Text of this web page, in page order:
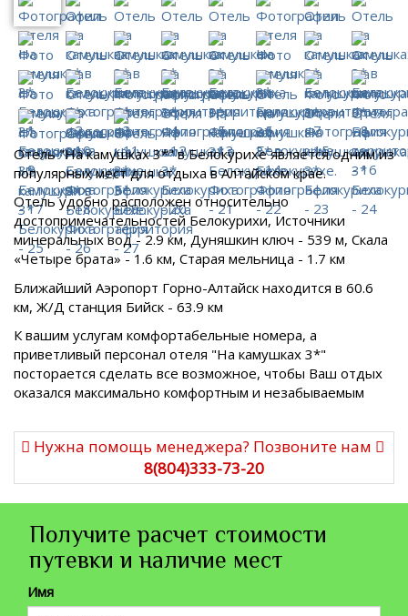
Отель "На камушках 3*" в Белокурихе является одним из
популярных мест для отдыха в Алтайском крае.
Отель удобно расположен относительно
достопримечательностейБелокурихи, Источники
минеральных вод - 2.9 км, Дуняшкин ключ - 539 м, Скала
«Четыре брата» - 1.6 км, Старая мельница - 1.7 км
Ближайший Аэропорт Горно-Алтайск находится в 60.6
км, Ж/Д станция Бийск - 63.9 км
К вашим услугам комфортабельные номера, а
приветливый персонал отеля "На камушках 3*"
посторается сделать все возможное, чтобы Ваш отдых
оказался максимально комфортным и незабываемым
Нужна помощь менеджера? Позвоните нам
8(804)333-73-20
Получите расчет стоимости
путевки и наличие мест
Имя